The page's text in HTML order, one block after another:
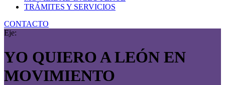
TRÁMITES Y SERVICIOS
CONTACTO
Eje:
YO QUIERO A LEÓN EN
MOVIMIENTO